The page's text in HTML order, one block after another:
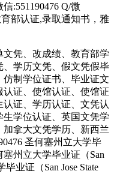
:551190476 Q/微
部认证,录取通知书，雅
凭、改成绩、教育部学
学历文凭、假文凭假毕
制学位证书、毕业证文
证、使馆认证、使馆证
证、学历认证、文凭认
学位认证、英国文凭学
拿大文凭学历、新西兰
圣何塞州立大学毕
塞州立大学毕业证（San
业证（San Jose State